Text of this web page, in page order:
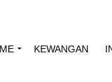
KEWANGAN